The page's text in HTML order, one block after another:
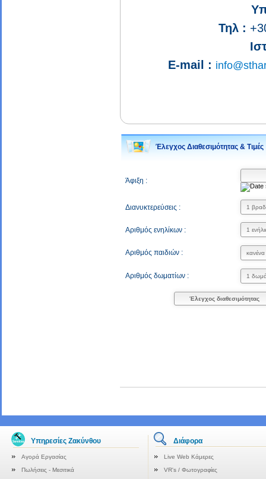
Τηλ :
E-mail :
Έλεγχος Διαθεσιμότητας & Τιμές
Άφιξη :
Διανυκτερεύσεις :
Αριθμός ενηλίκων :
Αριθμός παιδιών :
Αριθμός δωματίων :
Έλεγχος διαθεσιμότητας
Υπηρεσίες Ζακύνθου Διάφορα
Αγορά Εργασίας
Live Web Κάμερες
Πωλήσεις - Μεσιτικά
VR's / Φωτογραφίες